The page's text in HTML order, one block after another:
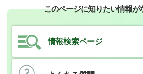
このページに知りたい情報が
情報検索ページ